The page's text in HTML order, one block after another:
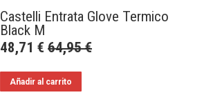
Castelli Entrata Glove Termico
Black M
48,71 € 64,95€
Añadir al carrito